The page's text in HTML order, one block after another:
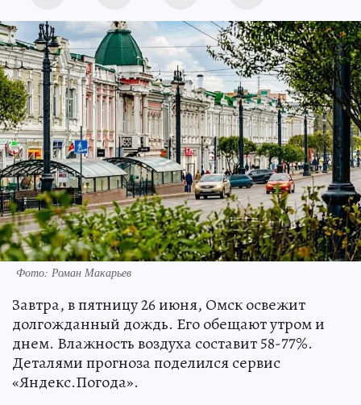
Фото: Роман Макарьев
Завтра, в пятницу 26 июня, Омск освежит
долгожданный дождь. Его обещают утром и
днем. Влажность воздуха составит 58-77%.
Деталями прогноза поделился сервис
«Яндекс.Погода».